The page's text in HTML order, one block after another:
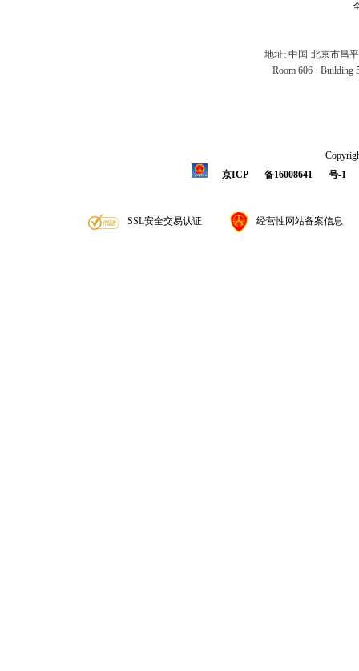
地址: 中国·北京市昌
Room 606 · Building
京ICP
备16008641 号-1
SSL安全交易认证 经营性网站备案信息